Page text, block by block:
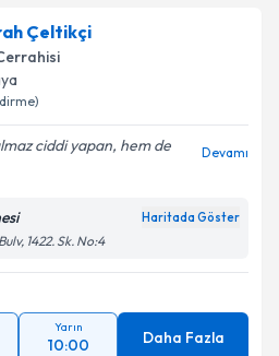
e-posta ile
ve kişisel verilerimin belirtilen
kabul ediyorum.
Talebini Gönder
Çeltikçi
ciddi yapan, hem de
Devamı
Haritada Göster
1422. Sk. No:4
Yarın
10:00 Daha Fazla